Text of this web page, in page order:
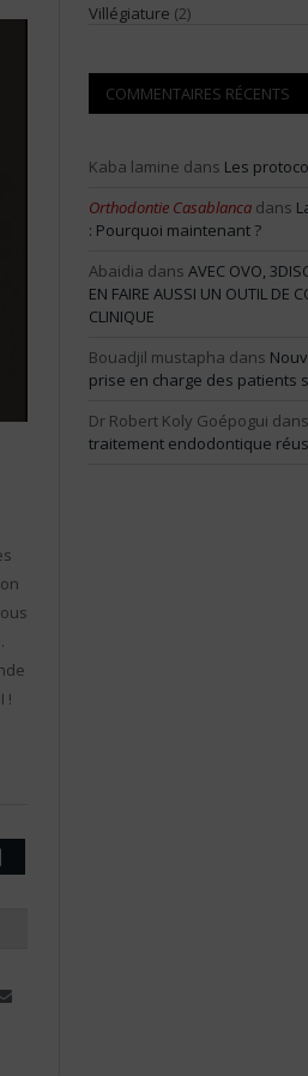
!
Email
Email
Villégiature (2)
COMMENTAIRES RÉCENTS
Kaba lamine dans Les
Orthodontie Casablanca dans
: Pourquoi maintenant ?
Abaidia dans AVEC OVO,
EN FAIRE AUSSI UN OUTIL DE
CLINIQUE
Bouadjil mustapha dans
prise en charge des patients
Dr Robert Koly Goépogui dans
traitement endodontique